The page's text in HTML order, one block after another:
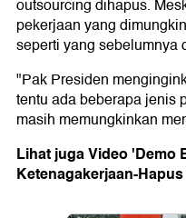
outsourcing dihapus.
pekerjaan yang
seperti yang sebelumnya
"Pak Presiden
tentu ada beberapa jenis
masih memungkinkan
Lihat juga Video 'Demo
Ketenagakerjaan-